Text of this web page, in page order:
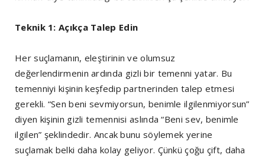
Teknik 1: Açıkça Talep Edin
Her suçlamanın, eleştirinin ve olumsuz
değerlendirmenin ardında gizli bir temenni yatar. Bu
temenniyi kişinin keşfedip partnerinden talep etmesi
gerekli. “Sen beni sevmiyorsun, benimle ilgilenmiyorsun”
diyen kişinin gizli temennisi aslında “Beni sev, benimle
ilgilen” şeklindedir. Ancak bunu söylemek yerine
suçlamak belki daha kolay geliyor. Çünkü çoğu çift, daha